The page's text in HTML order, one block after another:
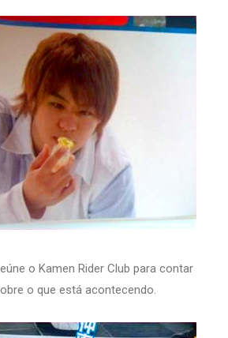
o Kamen Rider Club para contar
o que está acontecendo.